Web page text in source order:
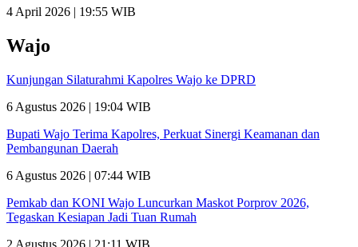
4 April 2026 | 19:55 WIB
Wajo
Kunjungan Silaturahmi Kapolres Wajo ke DPRD
6 Agustus 2026 | 19:04 WIB
Bupati Wajo Terima Kapolres, Perkuat Sinergi Keamanan dan
Pembangunan Daerah
6 Agustus 2026 | 07:44 WIB
Pemkab dan KONI Wajo Luncurkan Maskot Porprov 2026,
Tegaskan Kesiapan Jadi Tuan Rumah